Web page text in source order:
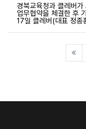
경북교육청과 클레버
업무협약을 체결한 후
17일 클레버(대표 정